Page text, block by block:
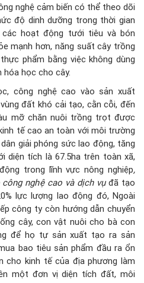
nghệ cảm biến có thể theo dõi
độ dinh dưỡng trong thời gian
hoạt động tưới tiêu và bón
mạnh hơn, năng suất cây trồng
phẩm bằng việc không dùng
hóa học cho cây.
công nghệ cao vào sản xuất
đất khó cải tạo, cằn cỗi, đến
mỡ chăn nuôi trồng trọt được
tế cao an toàn với môi trường
giải phóng sức lao động, tăng
diện tích là 67.5ha trên toàn xã,
trong lĩnh vực nông nghiệp,
nghệ cao và dịch vụđã tạo
lực lượng lao động đó, Ngoài
công ty còn hướng dẫn chuyển
cây, con vật nuôi cho bà con
để họ tự sản xuất tạo ra sản
bao tiêu sản phẩm đầu ra ổn
cho kinh tế của địa phương làm
một đơn vị diện tích đất, môi